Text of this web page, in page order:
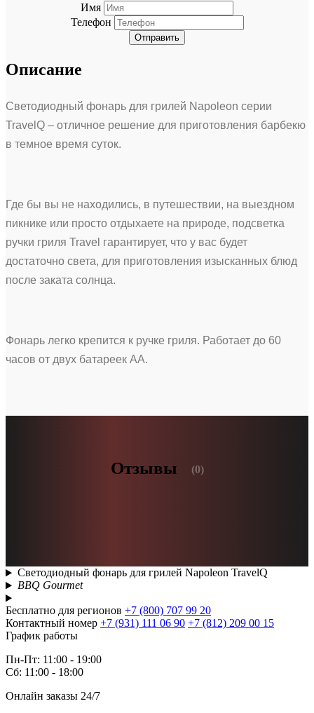
Имя
Телефон
Отправить
Описание
Светодиодный фонарь для грилей Napoleon серии
TravelQ – отличное решение для приготовления барбекю
в темное время суток.
Где бы вы не находились, в путешествии, на выездном
пикнике или просто отдыхаете на природе, подсветка
ручки гриля Travel гарантирует, что у вас будет
достаточно света, для приготовления изысканных блюд
после заката солнца.
Фонарь легко крепится к ручке гриля. Работает до 60
часов от двух батареек АА.
Отзывы (0)
Светодиодный фонарь для грилей Napoleon TravelQ
BBQ Gourmet
Бесплатно для регионов +7 (800) 707 99 20
Контактный номер +7 (931) 111 06 90 +7 (812) 209 00 15
График работы
Пн-Пт: 11:00 - 19:00
Сб: 11:00 - 18:00
Онлайн заказы 24/7